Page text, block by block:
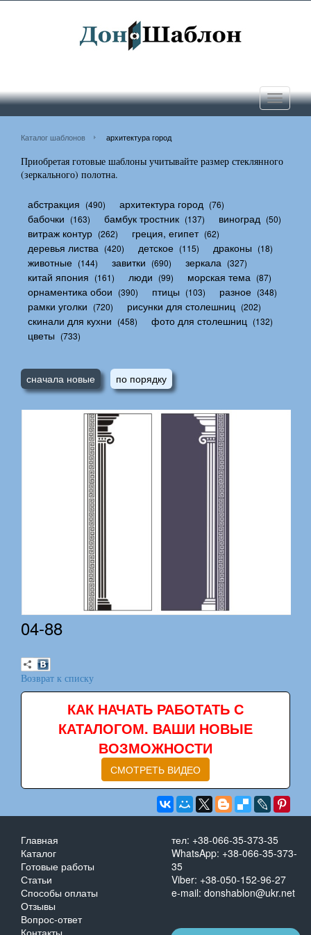
Toggle
Каталог шаблонов архитектура город
Приобретая готовые шаблоны учитывайте размер стеклянного
(зеркального) полотна.
абстракция (490) архитектура город (76)
бабочки (163) бамбук тростник (137) виноград (50)
витраж контур (262) греция, египет (62)
деревья листва (420) детское (115) драконы (18)
животные (144) завитки (690) зеркала (327)
китай япония (161) люди (99) морская тема (87)
орнаментика обои (390) птицы (103) разное (348)
рамки уголки (720) рисунки для столешниц (202)
скинали для кухни (458) фото для столешниц (132)
цветы (733)
сначала новые по порядку
04-88
Возврат к списку
КАК НАЧАТЬ РАБОТАТЬ С
КАТАЛОГОМ. ВАШИ НОВЫЕ
ВОЗМОЖНОСТИ
СМОТРЕТЬ ВИДЕО
Главная
Каталог
Готовые работы
Статьи
Способы оплаты
Отзывы
Вопрос-ответ
тел: +38-066-35-373-35
WhatsApp: +38-066-35-373-
35
Viber: +38-050-152-96-27
e-mail: donshablon@ukr.net